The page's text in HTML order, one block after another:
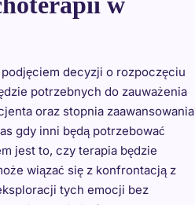
decyzji o rozpoczęciu
potrzebnych do zauważenia
oraz stopnia zaawansowania
gdy inni będą potrzebować
jest to, czy terapia będzie
wiązać się z konfrontacją z
tych emocji bez